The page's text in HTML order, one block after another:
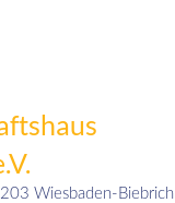
Wiesbaden-Biebrich